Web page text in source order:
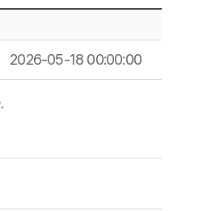
2026-05-18 00:00:00
습니다.